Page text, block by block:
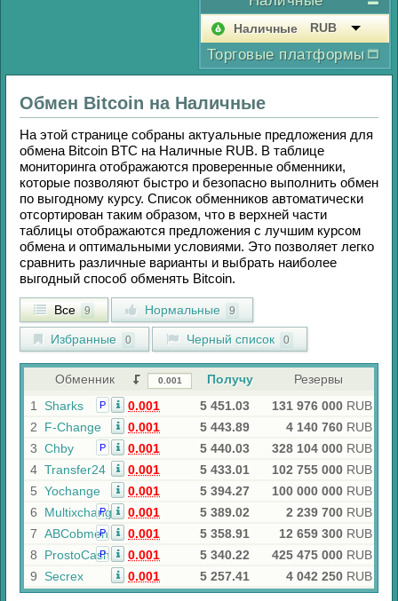
Наличные RUB
Торговые платформы
Обмен Bitcoin на Наличные
На этой странице собраны актуальные предложения для
обмена Bitcoin BTC на Наличные RUB. В таблице
мониторинга отображаются проверенные обменники,
которые позволяют быстро и безопасно выполнить обмен
по выгодному курсу. Список обменников автоматически
отсортирован таким образом, что в верхней части
таблицы отображаются предложения с лучшим курсом
обмена и оптимальными условиями. Это позволяет легко
сравнить различные варианты и выбрать наиболее
выгодный способ обменять Bitcoin.
Все 9 Нормальные 9
Избранные 0 Черный список 0
Обменник Получу
Резервы
1
Sharks Р 0.001 5 451.03 131 976 000 RUB
2
F-Change 0.001 5 443.89 4 140 760 RUB
3 Chby Р 0.001 5 440.03 328 104 000 RUB
4 Transfer24 0.001 5 433.01 102 755 000 RUB
5 Yochange 0.001 5 394.27 100 000 000 RUB
6
Multixchange
Р 0.001 5 389.02 2 239 700 RUB
7 ABCobmen
Р 0.001 5 358.91 12 659 300 RUB
8
ProstoCash
Р 0.001 5 340.22 425 475 000 RUB
9 Secrex 0.001 5 257.41 4 042 250 RUB